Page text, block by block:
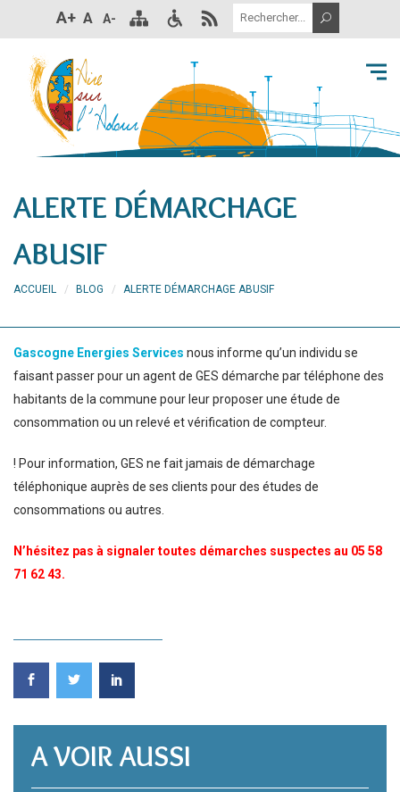
A+ A A-
ALERTE DÉMARCHAGE
ABUSIF
ACCUEIL BLOG ALERTE DÉMARCHAGE ABUSIF
Gascogne Energies Services nous informe qu’un individu se
faisant passer pour un agent de GES démarche par téléphone des
habitants de la commune pour leur proposer une étude de
consommation ou un relevé et vérification de compteur.
! Pour information, GES ne fait jamais de démarchage
téléphonique auprès de ses clients pour des études de
consommations ou autres.
N’hésitez pas à signaler toutes démarches suspectes au 05 58
71 62 43.
A VOIR AUSSI